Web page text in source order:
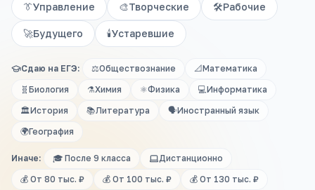
👔Управление 🎨Творческие 🛠️Рабочие
🚀Будущего 🕯️Устаревшие
Сдаю на ЕГЭ: ⚖️Обществознание 📐Математика
🧬 Биология ⚗️Химия ⚛️Физика 💻Информатика
🏛️История 📚Литература 🗣️Иностранный язык
🌍География
Иначе: 🎓 После 9 класса
Дистанционно
💰 От 80 тыс. ₽
💰 От 100 тыс. ₽
💰 От 130 тыс. ₽